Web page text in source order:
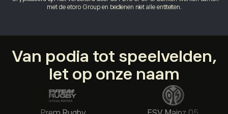
met de etoro Group en bedienen niet alle entiteiten.
Van podia tot speelvelden,
let op onze naam